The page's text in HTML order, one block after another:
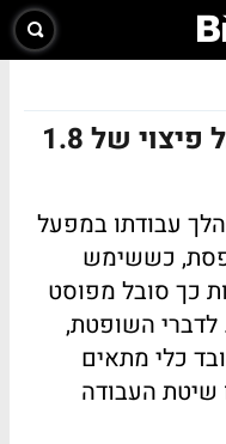
עובד נפצע באצבע וקיבל פיצוי של 1.8
עבודתו במפעל
כששימש
כך סובל מפוסט
לדברי השופטת,
כלי מתאים
שיטת העבודה